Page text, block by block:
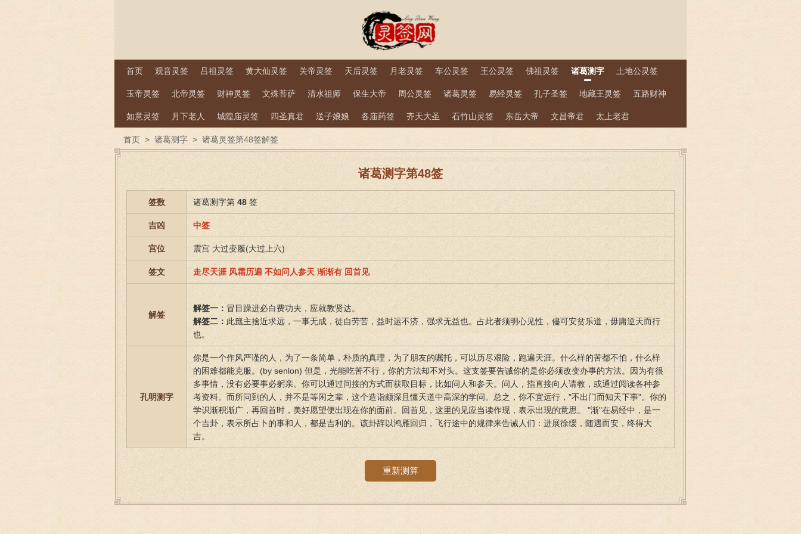
首页 观音灵签 吕祖灵签 黄大仙灵签 关帝灵签 天后灵签 月老灵签 车公灵签 王公灵签 佛祖灵签 诸葛测字 土地公灵签
玉帝灵签 北帝灵签 财神灵签 文殊菩萨 清水祖师 保生大帝 周公灵签 诸葛灵签 易经灵签 孔子圣签 地藏王灵签 五路财神
如意灵签 月下老人 城隍庙灵签 四圣真君 送子娘娘 各庙药签 齐天大圣 石竹山灵签 东岳大帝 文昌帝君 太上老君
首页 > 诸葛测字 > 诸葛灵签第48签解签
诸葛测字第48签
签数 诸葛测字第 48 签
吉凶 中签
宫位 震宫 大过变履(大过上六)
签文 走尽天涯 风霜历遍 不如问人参天 渐渐有 回首见
解签
解签一： 冒目躁进必白费功夫，应就教贤达。
解签二： 此籤主捨近求远，一事无成，徒自劳苦，益时运不济，强求无益也。占此者须明心见性，儘可安贫乐道，毋庸逆天而行
也。
孔明测字
你是一个作风严谨的人，为了一条简单，朴质的真理，为了朋友的嘱托，可以历尽艰险，跑遍天涯。什么样的苦都不怕，什么样
的困难都能克服。(by senlon) 但是，光能吃苦不行，你的方法却不对头。这支签要告诫你的是你必须改变办事的方法。因为有很
多事情，没有必要事必躬亲。你可以通过间接的方式而获取目标，比如问人和参天。问人，指直接向人请教，或通过阅读各种参
考资料。而所问到的人，并不是等闲之辈，这个造诣颇深且懂天道中高深的学问。总之，你不宜远行，"不出门而知天下事"。你的
学识渐积渐广，再回首时，美好愿望便出现在你的面前。回首见，这里的见应当读作现，表示出现的意思。 "渐"在易经中，是一
个吉卦，表示所占卜的事和人，都是吉利的。该卦辞以鸿雁回归，飞行途中的规律来告诫人们：进展徐缓，随遇而安，终得大
吉。
重新测算